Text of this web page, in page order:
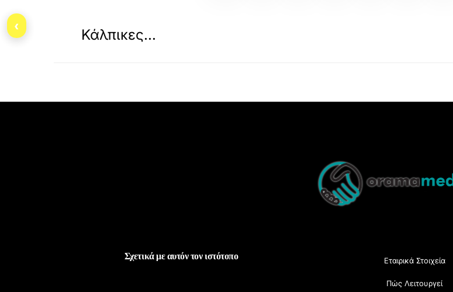
Κάλπικες…
Top
Σχετικά με αυτόν τον ιστότοπο Εταιρικά Στοιχεία
Πώς Λειτουργεί
‹